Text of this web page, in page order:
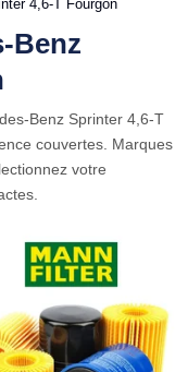
4,6-T Fourgon
Benz
Benz Sprinter 4,6-T
couvertes. Marques
votre